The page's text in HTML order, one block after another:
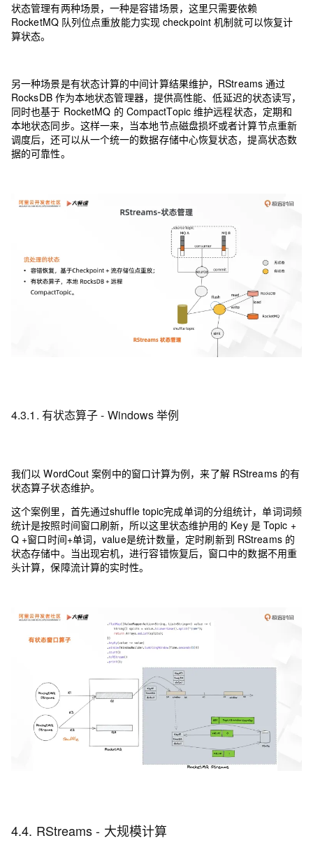
状态管理有两种场景，一种是容错场景，这里只需要依赖
RocketMQ 队列位点重放能力实现 checkpoint 机制就可以恢复计
算状态。
另一种场景是有状态计算的中间计算结果维护，RStreams 通过
RocksDB 作为本地状态管理器，提供高性能、低延迟的状态读写，
同时也基于 RocketMQ 的 CompactTopic 维护远程状态，定期和
本地状态同步。这样一来，当本地节点磁盘损坏或者计算节点重新
调度后，还可以从一个统一的数据存储中心恢复状态，提高状态数
据的可靠性。
4.3.1. 有状态算子 - Windows 举例
我们以 WordCout 案例中的窗口计算为例，来了解 RStreams 的有
状态算子状态维护。
这个案例里，首先通过shuffle topic完成单词的分组统计，单词词频
统计是按照时间窗口刷新，所以这里状态维护用的 Key 是 Topic +
Q +窗口时间+单词，value是统计数量，定时刷新到 RStreams 的
状态存储中。当出现宕机，进行容错恢复后，窗口中的数据不用重
头计算，保障流计算的实时性。
4.4. RStreams - 大规模计算